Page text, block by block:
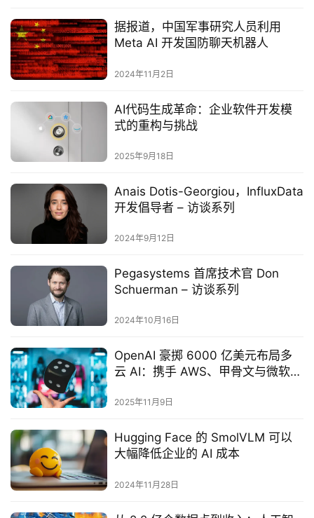
据报道，中国军事研究人员利用
Meta AI 开发国防聊天机器人
2024年11月2日
‌AI代码生成革命：企业软件开发模
式的重构与挑战‌
2025年9月18日
Anais Dotis-Georgiou，InfluxData
开发倡导者 – 访谈系列
2024年9月12日
Pegasystems 首席技术官 Don
Schuerman – 访谈系列
2024年10月16日
OpenAI 豪掷 6000 亿美元布局多
云 AI：携手 AWS、甲骨文与微软构
2025年11月9日
Hugging Face 的 SmolVLM 可以
大幅降低企业的 AI 成本
2024年11月28日